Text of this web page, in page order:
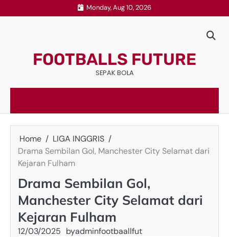
to
Monday, Aug 10, 2026
FOOTBALLS FUTURE
SEPAK BOLA
Home
LIGA INGGRIS
Drama Sembilan Gol, Manchester City Selamat dari
Kejaran Fulham
Drama Sembilan Gol,
Manchester City Selamat dari
Kejaran Fulham
12/03/2025 byadminfootbaallfut